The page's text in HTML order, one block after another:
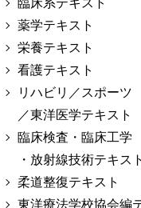
薬学テキスト
栄養テキスト
看護テキスト
リハビリ／スポーツ
／東洋医学テキスト
臨床検査・臨床工学
・放射線技術テキスト
柔道整復テキスト
東洋療法学校協会編